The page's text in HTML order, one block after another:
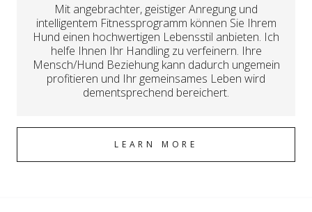
Mit angebrachter, geistiger Anregung und
intelligentem Fitnessprogramm können Sie Ihrem
Hund einen hochwertigen Lebensstil anbieten. Ich
helfe Ihnen Ihr Handling zu verfeinern. Ihre
Mensch/Hund Beziehung kann dadurch ungemein
profitieren und Ihr gemeinsames Leben wird
dementsprechend bereichert.
LEARN MORE